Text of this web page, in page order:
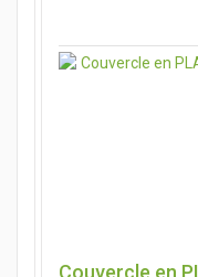
Couvercle en